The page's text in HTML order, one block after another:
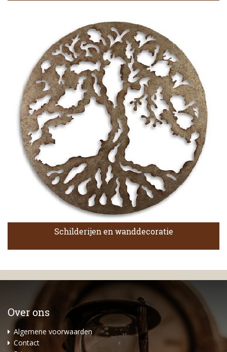
Schilderijen en wanddecoratie
Over ons
Algemene voorwaarden
Contact